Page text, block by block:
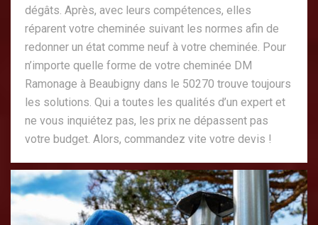
dégâts. Après, avec leurs compétences, elles
réparent votre cheminée suivant les normes afin de
redonner un état comme neuf à votre cheminée. Pour
n’importe quelle forme de votre cheminée DM
Ramonage à Beaubigny dans le 50270 trouve toujours
les solutions. Qui a toutes les qualités d’un expert et
ne vous inquiétez pas, les prix ne dépassent pas
votre budget. Alors, commandez vite votre devis !